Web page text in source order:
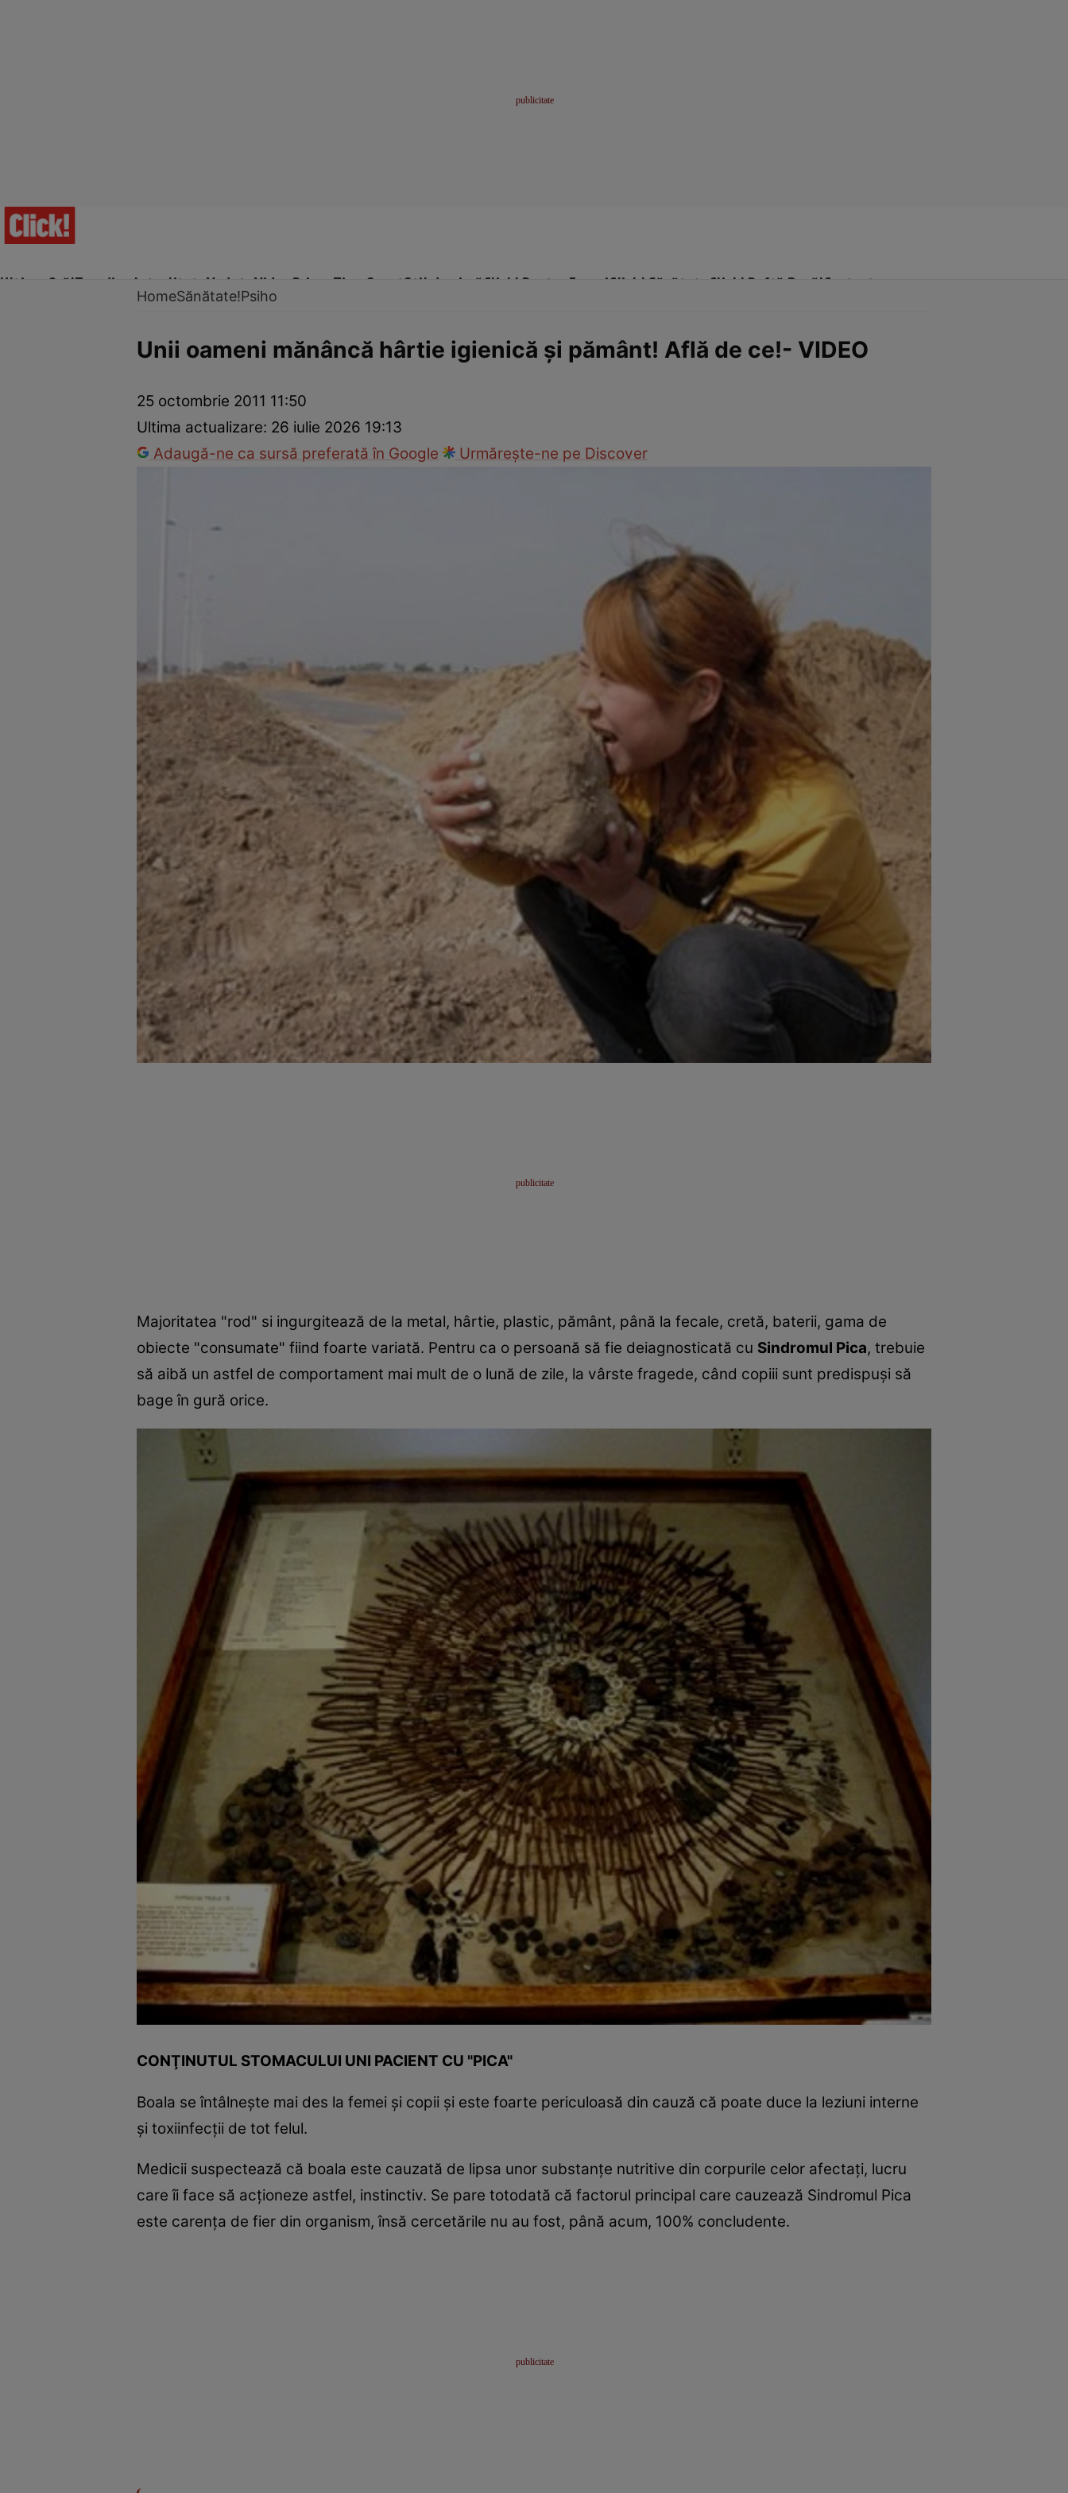
Ultima Oră!Trending Actualitate Vedete Video Prime Time SportStil de viațăClick! Pentru FemeiClick! Sănătate Click! Poftă Bună!Contact
Prevenție și tratamentRemedii naturiste Medicii răspund
HomeSănătate!Psiho
Unii oameni mănâncă hârtie igienică şi pământ! Află de ce!- VIDEO
25 octombrie 2011 11:50
Ultima actualizare: 26 iulie 2026 19:13
Adaugă-ne ca sursă preferată în Google
Urmărește-ne pe Discover
Majoritatea "rod" si ingurgitează de la metal, hârtie, plastic, pământ, până la fecale, cretă, baterii, gama de
obiecte "consumate" fiind foarte variată. Pentru ca o persoană să fie deiagnosticată cu Sindromul Pica, trebuie
să aibă un astfel de comportament mai mult de o lună de zile, la vârste fragede, când copiii sunt predispuşi să
bage în gură orice.
CONŢINUTUL STOMACULUI UNI PACIENT CU "PICA"
Boala se întâlneşte mai des la femei şi copii şi este foarte periculoasă din cauză că poate duce la leziuni interne
şi toxiinfecţii de tot felul.
Medicii suspectează că boala este cauzată de lipsa unor substanţe nutritive din corpurile celor afectaţi, lucru
care îi face să acţioneze astfel, instinctiv. Se pare totodată că factorul principal care cauzează Sindromul Pica
este carenţa de fier din organism, însă cercetările nu au fost, până acum, 100% concludente.